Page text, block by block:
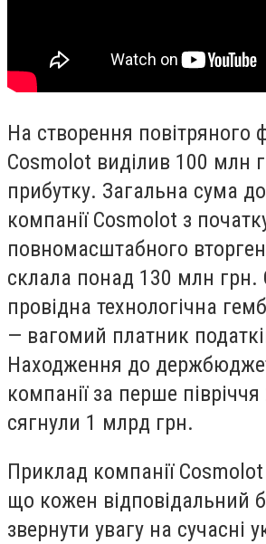
На створення повітряного
Cosmolot виділив 100 млн
прибутку. Загальна сума
компанії Cosmolot з
повномасштабного
склала понад 130 млн
провідна технологічна
— вагомий платник
Находження до
компанії за перше
сягнули 1 млрд грн.
Приклад компанії
що кожен відповідальний
звернути увагу на сучасні